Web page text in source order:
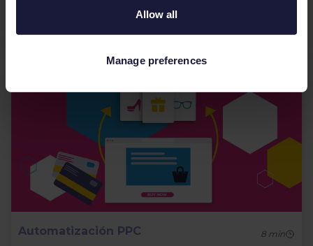
Allow all
Manage preferences
Automatización PPC 8min